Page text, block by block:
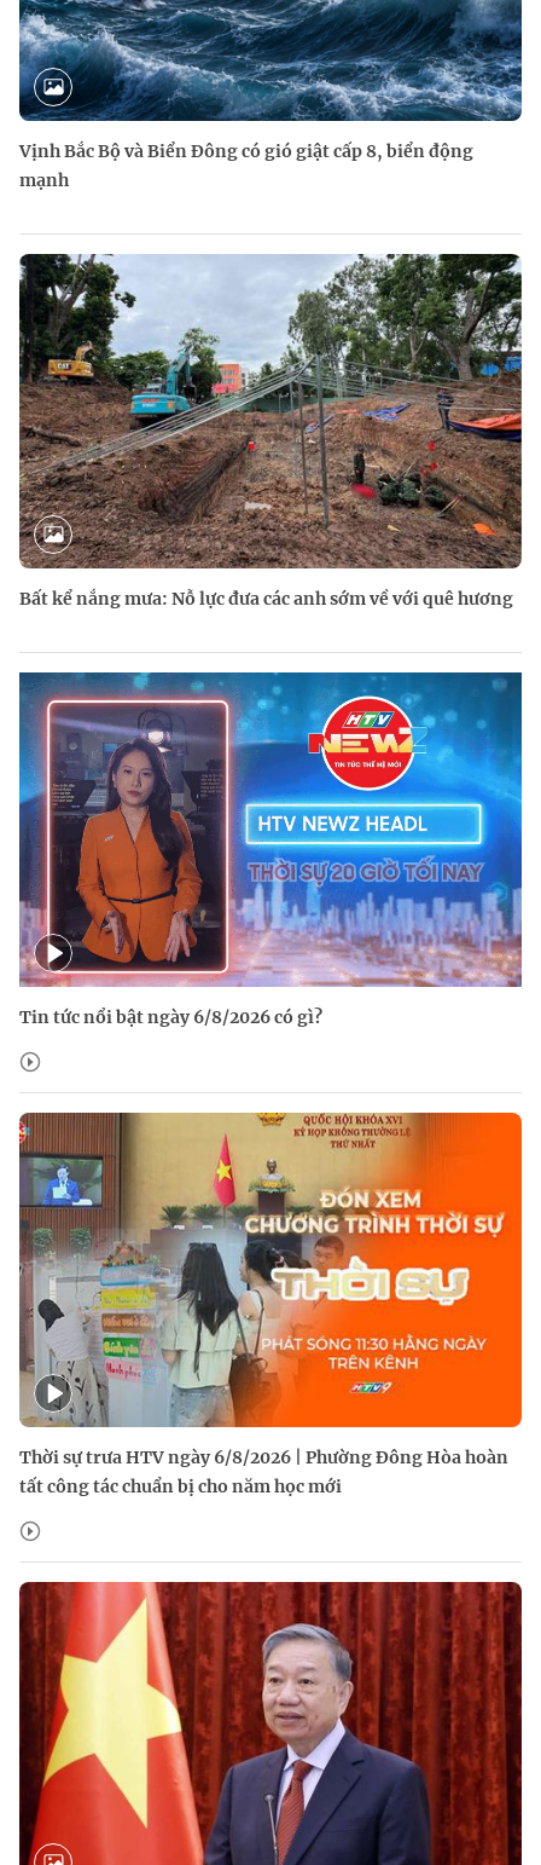
Vịnh Bắc Bộ và Biển Đông có gió giật cấp 8, biển động
mạnh
Bất kể nắng mưa: Nỗ lực đưa các anh sớm về với quê hương
Tin tức nổi bật ngày 6/8/2026 có gì?
Thời sự trưa HTV ngày 6/8/2026 | Phường Đông Hòa hoàn
tất công tác chuẩn bị cho năm học mới